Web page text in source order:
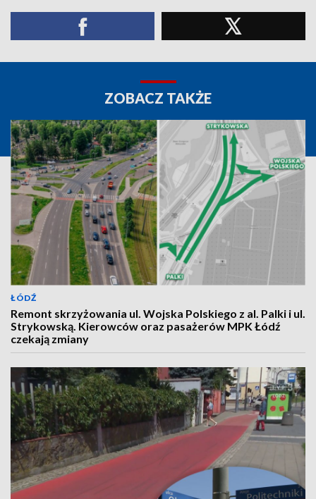
ZOBACZ TAKŻE
ŁÓDŹ
Remont skrzyżowania ul. Wojska Polskiego z al. Palki i ul.
Strykowską. Kierowców oraz pasażerów MPK Łódź
czekają zmiany